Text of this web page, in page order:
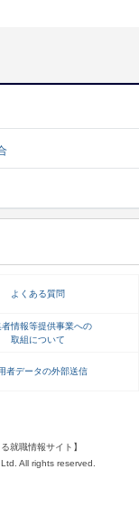
ち記事・相談室など
就活チャンネル
よくある質問
者情報等提供事業への
取組について
者データの外部送信
就職情報サイト】
All rights reserved.